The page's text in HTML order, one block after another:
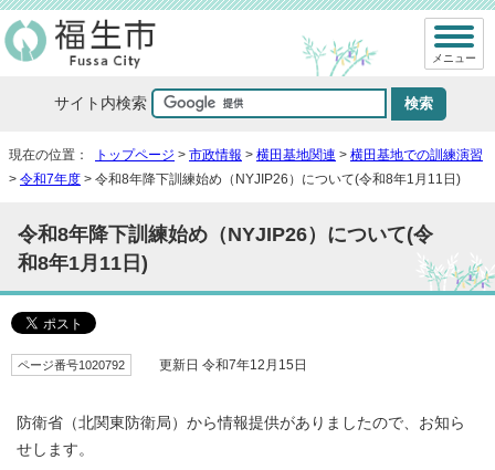
サイト内検索
メニュー
現在の位置： トップページ > 市政情報 > 横田基地関連 > 横田基地での訓練演習
> 令和7年度 > 令和8年降下訓練始め（NYJIP26）について(令和8年1月11日)
令和8年降下訓練始め（NYJIP26）について(令
和8年1月11日)
ページ番号1020792 更新日 令和7年12月15日
防衛省（北関東防衛局）から情報提供がありましたので、お知ら
せします。